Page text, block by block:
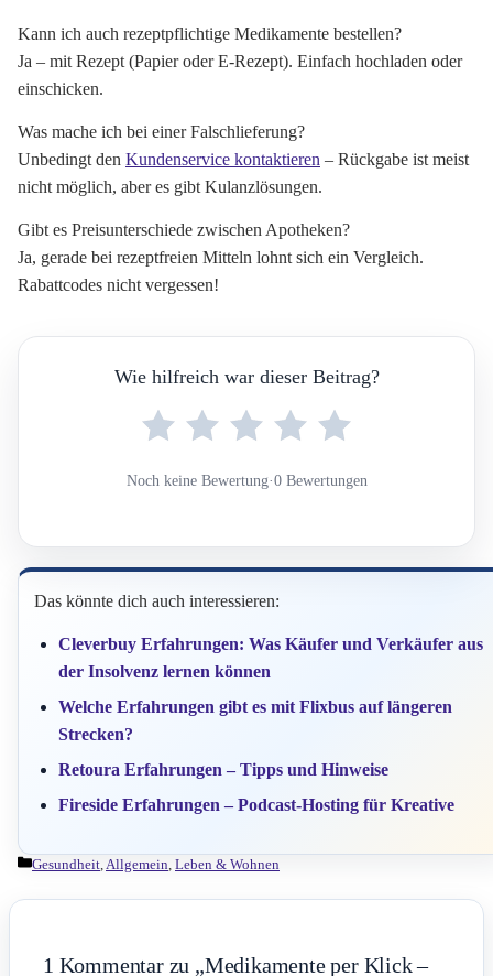
Kann ich auch rezeptpflichtige Medikamente bestellen?
Ja – mit Rezept (Papier oder E-Rezept). Einfach hochladen oder
einschicken.
Was mache ich bei einer Falschlieferung?
Unbedingt den Kundenservice kontaktieren – Rückgabe ist meist
nicht möglich, aber es gibt Kulanzlösungen.
Gibt es Preisunterschiede zwischen Apotheken?
Ja, gerade bei rezeptfreien Mitteln lohnt sich ein Vergleich.
Rabattcodes nicht vergessen!
Wie hilfreich war dieser Beitrag?
Noch keine Bewertung·0 Bewertungen
Das könnte dich auch interessieren:
Cleverbuy Erfahrungen: Was Käufer und Verkäufer aus
der Insolvenz lernen können
Welche Erfahrungen gibt es mit Flixbus auf längeren
Strecken?
Retoura Erfahrungen – Tipps und Hinweise
Fireside Erfahrungen – Podcast-Hosting für Kreative
Kategorien
Gesundheit,Allgemein, Leben & Wohnen
1 Kommentar zu „Medikamente per Klick –